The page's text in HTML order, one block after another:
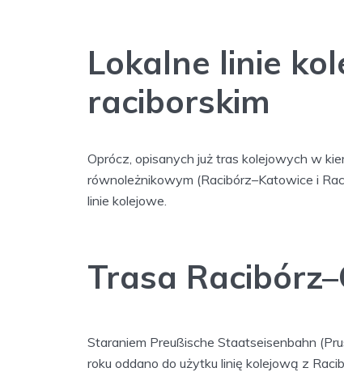
Lokalne linie
raciborskim
Oprócz, opisanych już tras kolejowych w
równoleżnikowym (Racibórz–Katowice i
linie kolejowe.
Trasa
Staraniem Preußische Staatseisenbahn
roku oddano do użytku linię kolejową z